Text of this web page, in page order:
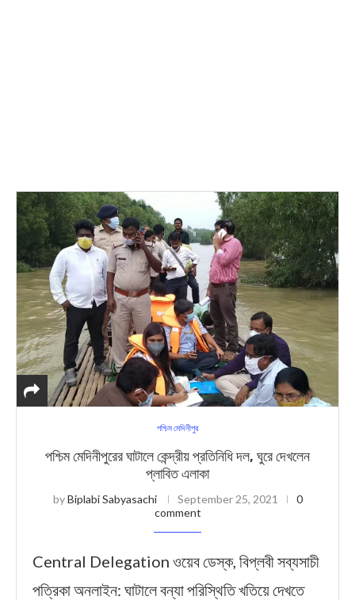
পশ্চিম মেদিনীপুর
পশ্চিম মেদিনীপুরের ঘাটালে কেন্দ্রীয় প্রতিনিধি দল, ঘুরে দেখলেন
প্লাবিত এলাকা
byBiplabi Sabyasachi September 25, 2021
0
comment
Central Delegation ওয়েব ডেস্ক, বিপ্লবী সব্যসাচী
পত্রিকা অনলাইন: ঘাটালে বন্যা পরিস্থিতি খতিয়ে দেখতে